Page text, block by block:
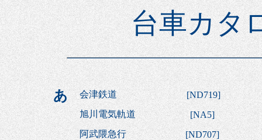
台車カタ
あ 会津鉄道 [ND719]
旭川電気軌道
[NA5]
阿武隈急行
[ND707]